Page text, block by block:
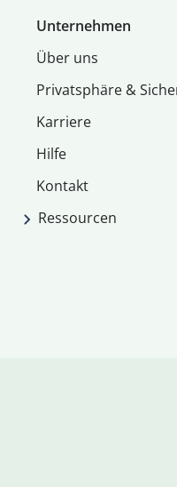
Unternehmen
Über uns
Privatsphäre &
Karriere
Hilfe
Kontakt
Ressourcen